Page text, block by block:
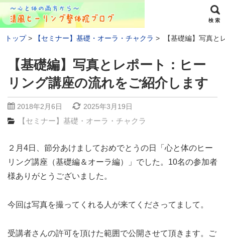
検 索
トップ 【セミナー】基礎・オーラ・チャクラ 【基礎編】写真と
【基礎編】写真とレポート：ヒー
リング講座の流れをご紹介します
2018年2月6日 2025年3月19日
【セミナー】基礎・オーラ・チャクラ
２月4日、節分あけましておめでとうの日「心と体のヒー
リング講座（基礎編＆オーラ編）」でした。10名の参加者
様ありがとうございました。
今回は写真を撮ってくれる人が来てくださってまして。
受講者さんの許可を頂けた範囲で公開させて頂きます。ご